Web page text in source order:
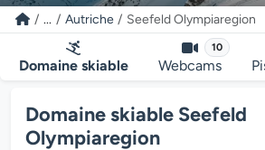
... Autriche Seefeld Olympiaregion
Domaine skiable
10
Webcams
Domaine skiable Seefeld
Olympiaregion